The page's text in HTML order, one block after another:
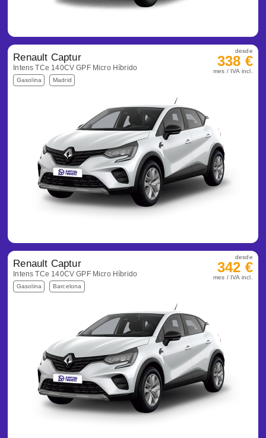
Renault Captur
Intens TCe 140CV GPF Micro Híbrido
Gasolina Madrid
desde
338 €
mes / IVA incl.
Renault Captur
Intens TCe 140CV GPF Micro Híbrido
Gasolina Barcelona
desde
342 €
mes / IVA incl.